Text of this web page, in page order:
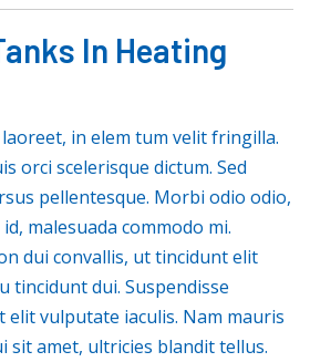
In Heating
in elem tum velit fringilla.
orci scelerisque dictum. Sed
pellentesque. Morbi odio odio,
malesuada commodo mi.
dui convallis, ut tincidunt elit
tincidunt dui. Suspendisse
elit vulputate iaculis. Nam mauris
sit amet, ultricies blandit tellus.